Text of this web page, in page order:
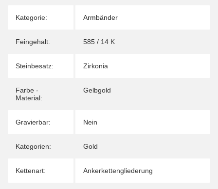
Kategorie: Armbänder
Feingehalt: 585 / 14 K
Steinbesatz: Zirkonia
Farbe -
Material:
Gelbgold
Gravierbar: Nein
Kategorien: Gold
Kettenart: Ankerkettengliederung